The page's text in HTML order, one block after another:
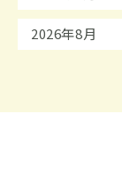
2026年8月